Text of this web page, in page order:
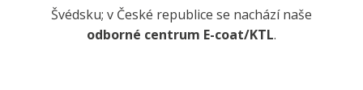
Švédsku; v České republice se nachází naše
odborné centrum E-coat/KTL.